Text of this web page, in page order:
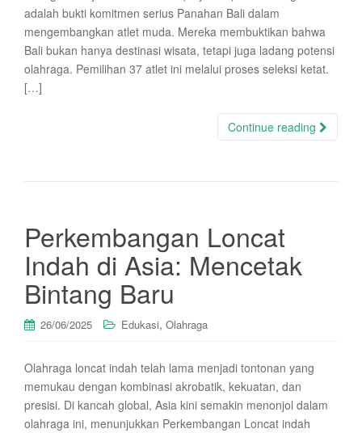
adalah bukti komitmen serius Panahan Bali dalam
mengembangkan atlet muda. Mereka membuktikan bahwa
Bali bukan hanya destinasi wisata, tetapi juga ladang potensi
olahraga. Pemilihan 37 atlet ini melalui proses seleksi ketat.
[…]
Continue reading
Perkembangan Loncat
Indah di Asia: Mencetak
Bintang Baru
26/06/2025 Edukasi, Olahraga
Olahraga loncat indah telah lama menjadi tontonan yang
memukau dengan kombinasi akrobatik, kekuatan, dan
presisi. Di kancah global, Asia kini semakin menonjol dalam
olahraga ini, menunjukkan Perkembangan Loncat indah